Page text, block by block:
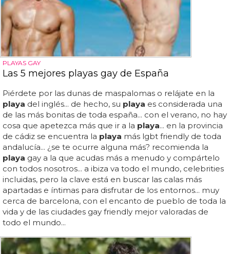
PLAYAS GAY
Las 5 mejores playas gay de España
Piérdete por las dunas de maspalomas o relájate en la
playa del inglés... de hecho, su playa es considerada una
de las más bonitas de toda españa... con el verano, no hay
cosa que apetezca más que ir a la playa... en la provincia
de cádiz se encuentra la playa más lgbt friendly de toda
andalucía... ¿se te ocurre alguna más? recomienda la
playa gay a la que acudas más a menudo y compártelo
con todos nosotros... a ibiza va todo el mundo, celebrities
incluidas, pero la clave está en buscar las calas más
apartadas e íntimas para disfrutar de los entornos... muy
cerca de barcelona, con el encanto de pueblo de toda la
vida y de las ciudades gay friendly mejor valoradas de
todo el mundo...